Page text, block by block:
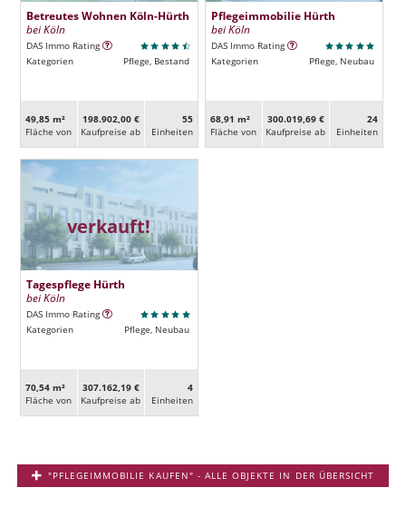
Betreutes Wohnen Köln-Hürth
bei Köln
DAS Immo Rating
Kategorien
Pflege, Bestand
49,85 m²
Fläche von
198.902,00 €
Kaufpreise ab
55
Ein­heiten
Pflegeimmobilie Hürth
bei Köln
DAS Immo Rating
Kategorien
Pflege, Neubau
68,91 m²
Fläche von
300.019,69 €
Kaufpreise ab
24
Ein­heiten
verkauft!
Tagespflege Hürth
bei Köln
DAS Immo Rating
Kategorien
Pflege, Neubau
70,54 m²
Fläche von
307.162,19 €
Kaufpreise ab
4
Ein­heiten
"PFLEGEIMMOBILIE KAUFEN" - ALLE OBJEKTE IN DER ÜBERSICHT